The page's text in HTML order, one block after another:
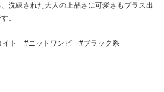
洗練された大人の上品さに可愛さもプラス出
。
イト #ニットワンピ #ブラック系